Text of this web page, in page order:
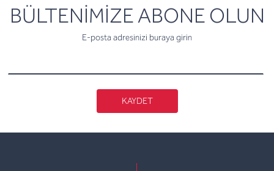
BÜLTENİMİZE ABONE OLUN
E-posta adresinizi buraya girin
newsletter
KAYDET